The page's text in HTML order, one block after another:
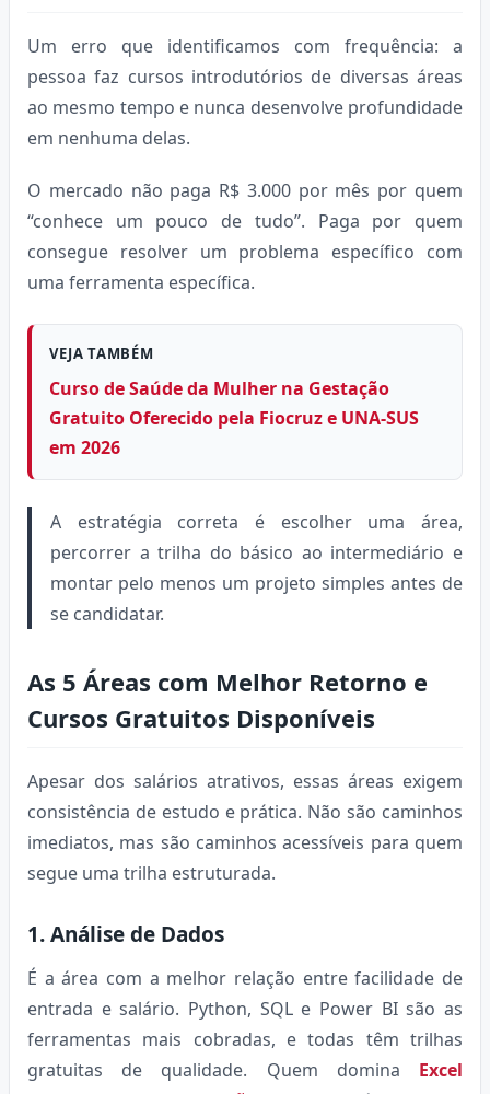
Um erro que identificamos com frequência: a
pessoa faz cursos introdutórios de diversas áreas
ao mesmo tempo e nunca desenvolve profundidade
em nenhuma delas.
O mercado não paga R$ 3.000 por mês por quem
“conhece um pouco de tudo”. Paga por quem
consegue resolver um problema específico com
uma ferramenta específica.
VEJA TAMBÉM
Curso de Saúde da Mulher na Gestação
Gratuito Oferecido pela Fiocruz e UNA-SUS
em 2026
A estratégia correta é escolher uma área,
percorrer a trilha do básico ao intermediário e
montar pelo menos um projeto simples antes de
se candidatar.
As 5 Áreas com Melhor Retorno e
Cursos Gratuitos Disponíveis
Apesar dos salários atrativos, essas áreas exigem
consistência de estudo e prática. Não são caminhos
imediatos, mas são caminhos acessíveis para quem
segue uma trilha estruturada.
1. Análise de Dados
É a área com a melhor relação entre facilidade de
entrada e salário. Python, SQL e Power BI são as
ferramentas mais cobradas, e todas têm trilhas
gratuitas de qualidade. Quem domina Excel